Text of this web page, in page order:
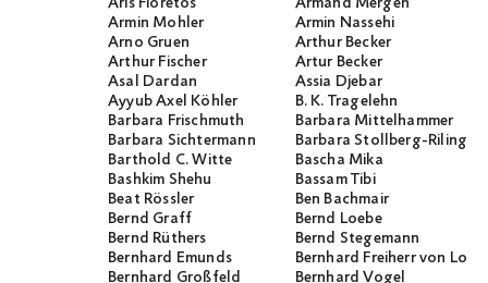
Armin Mohler
Armin Nassehi
Arno Gruen
Arthur Becker
Arthur Fischer
Artur Becker
Asal Dardan
Assia Djebar
Ayyub Axel Köhler
B. K. Tragelehn
Barbara Frischmuth
Barbara Mittelhammer
Barbara Sichtermann
Barbara Stollberg-Rilinger
Barthold C. Witte
Bascha Mika
Bashkim Shehu
Bassam Tibi
Beat Rössler
Ben Bachmair
Bernd Graff
Bernd Loebe
Bernd Rüthers
Bernd Stegemann
Bernhard Emunds
Bernhard Freiherr von
Bernhard Großfeld
Bernhard Vogel